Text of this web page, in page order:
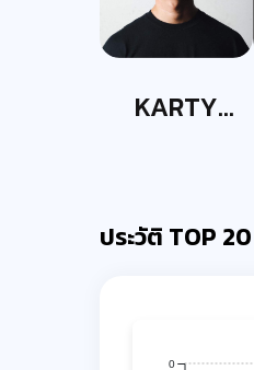
KARTY
ประวัติ TOP 20
0